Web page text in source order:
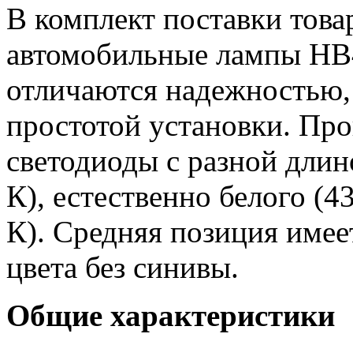
В комплект поставки
автомобильные лампы
отличаются
простотой установки.
светодиоды с разной
К), естественно белого
К). Средняя позиция
цвета без синивы.
Общие характеристики